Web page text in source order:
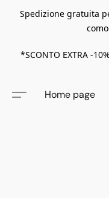
Spedizione gratuita
*SCONTO EXTRA -
Home page